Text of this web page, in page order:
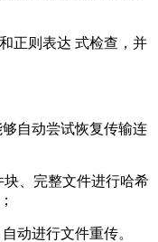
正则表达 式检查，并
自动尝试恢复传输连
、完整文件进行哈希
动进行文件重传。